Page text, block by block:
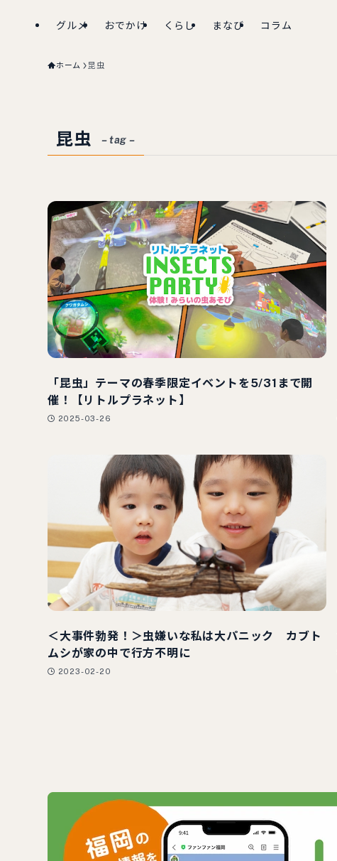
グルメ おでかけ くらし まなび コラム
ホーム 昆虫
昆虫 – tag –
「昆虫」テーマの春季限定イベントを5/31まで開
催！【リトルプラネット】
2025-03-26
＜大事件勃発！＞虫嫌いな私は大パニック カブト
ムシが家の中で行方不明に
2023-02-20